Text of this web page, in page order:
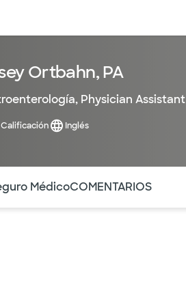
Ortbahn, PA
, Physician Assistant
Calificación Inglés
MédicoCOMENTARIOS